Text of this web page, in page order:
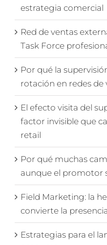
estrategia comercial
Red de ventas
Task Force
Por qué la
rotación en redes de
El efecto visita del
factor invisible que
retail
Por qué muchas
aunque el promotor
Field Marketing: la
convierte la
Estrategias para el